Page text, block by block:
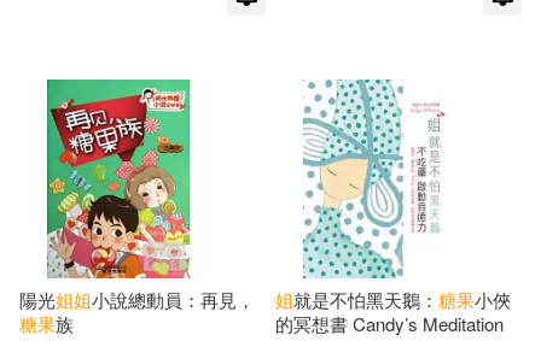
陽光姐姐小說總動員：再見，
糖果族
姐就是不怕黑天鵝： 糖果小俠
的冥想書 Candy’s Meditation